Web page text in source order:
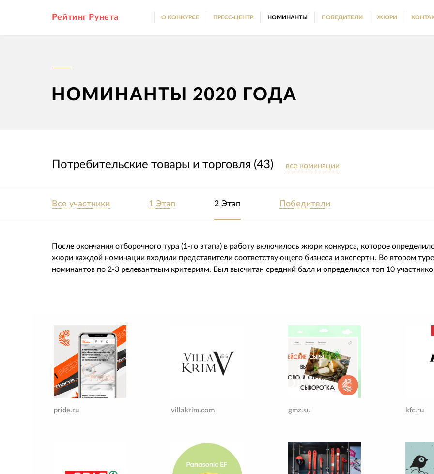
Рейтинг Рунета О КОНКУРСЕ ПРЕСС-ЦЕНТР НОМИНАНТЫ ПОБЕДИТЕЛИ ЖЮРИ
НОМИНАНТЫ 2020 ГОДА
Потребительские товары и торговля (43) все номинации
Все участники 1 Этап 2 Этап Победители
После окончания отборочного тура (1-го этапа) в работу включилось жюри конкурса, которое
жюри каждой номинации входили представители соответствующего бизнеса и эксперты. Во втором
номинантов по 2-3 релевантным критериям. Был высчитан средний балл и определился топ 10
pride.ru villakrim.com gmz.su kfc.ru